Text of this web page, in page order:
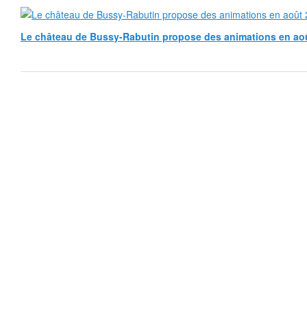
Le château de Bussy-Rabutin propose des animations en